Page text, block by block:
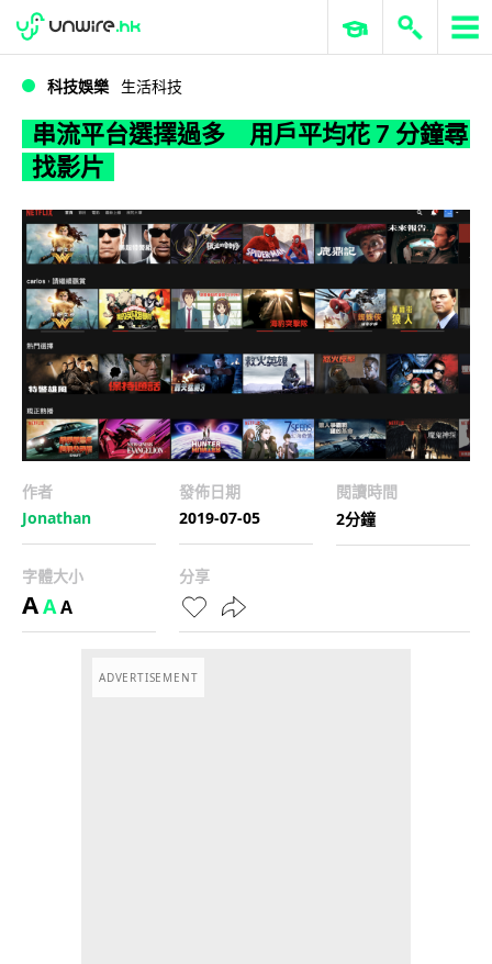
WWDC 2026 ERP 與商業 AI
科技娛樂 生活科技
串流平台選擇過多 用戶平均花 7 分鐘尋
找影片
作者
Jonathan
發佈日期
2019-07-05
閱讀時間
2分鐘
字體大小
AAA
分享
ADVERTISEMENT